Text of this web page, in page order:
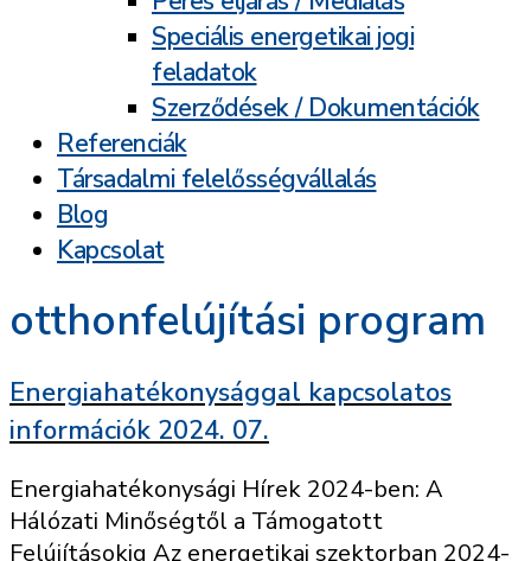
Speciális energetikai jogi
feladatok
Szerződések / Dokumentációk
Referenciák
Társadalmi felelősségvállalás
Blog
Kapcsolat
otthonfelújítási program
Energiahatékonysággal kapcsolatos
információk 2024. 07.
Energiahatékonysági Hírek 2024-ben: A
Hálózati Minőségtől a Támogatott
Felújításokig Az energetikai szektorban 2024-